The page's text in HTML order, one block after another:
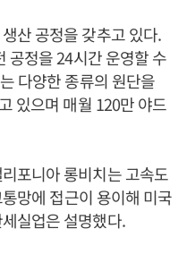
산 공정을 갖추고 있다.
공정을 24시간 운영할 수
다양한 종류의 원단을
있으며 매월 120만 야드
포니아 롱비치는 고속도
망에 접근이 용이해 미국
실업은 설명했다.